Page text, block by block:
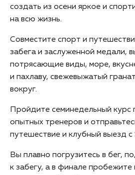
создать из осени яркое и
на всю жизнь.
Совместите спорт и
забега и заслуженной медали,
потрясающие виды, море,
и пахлаву, свежевыжатый
вокруг.
Пройдите семинедельный курс
опытных тренеров и
путешествие и клубный выезд с
Вы плавно погрузитесь в бег,
к забегу, а в финале